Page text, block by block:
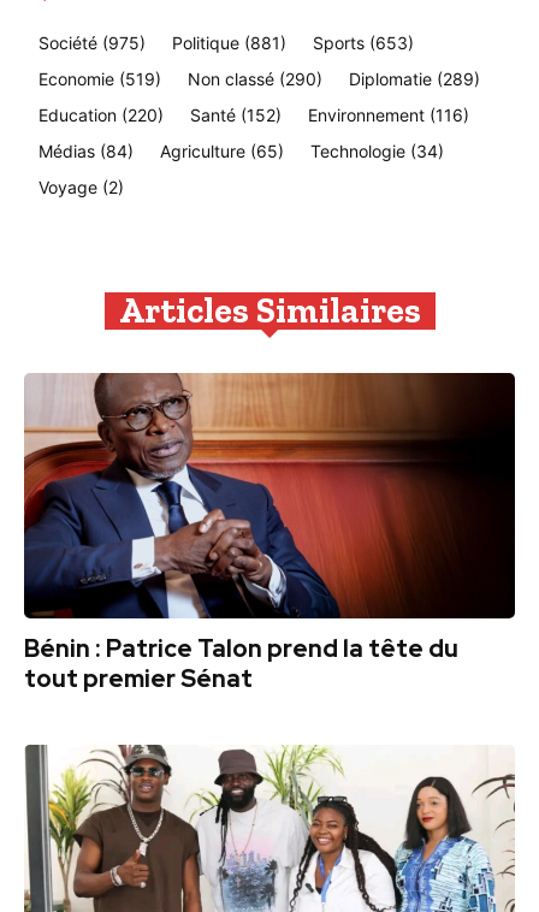
Société (975) Politique (881) Sports (653)
Economie (519) Non classé (290) Diplomatie (289)
Education (220) Santé (152) Environnement (116)
Médias (84) Agriculture (65) Technologie (34)
Voyage (2)
Articles Similaires
Bénin : Patrice Talon prend la tête du
tout premier Sénat